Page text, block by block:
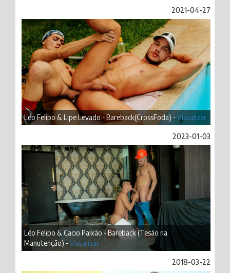
2021-04-27
Léo Felipo & Lipe Levado - Bareback(CrossFoda) -Visualizar
2023-01-03
Léo Felipo & Cacio Paixão - Bareback (Tesão na
Manutenção) -Visualizar
2018-03-22